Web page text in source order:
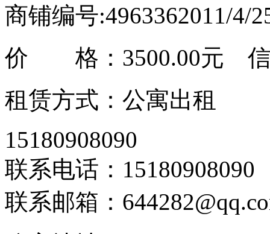
商铺编号:4963362011/4/
价 格： 3500.00元 信
租赁方式：公寓出租
15180908090
联系电话：15180908090
联系邮箱：